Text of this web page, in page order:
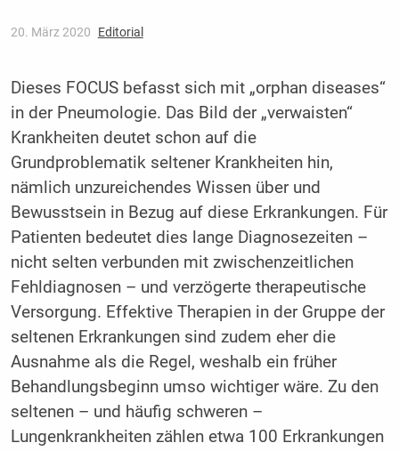
20. März 2020 Editorial
Dieses FOCUS befasst sich mit „orphan diseases“
in der Pneumologie. Das Bild der „verwaisten“
Krankheiten deutet schon auf die
Grundproblematik seltener Krankheiten hin,
nämlich unzureichendes Wissen über und
Bewusstsein in Bezug auf diese Erkrankungen. Für
Patienten bedeutet dies lange Diagnosezeiten –
nicht selten verbunden mit zwischenzeitlichen
Fehldiagnosen – und verzögerte therapeutische
Versorgung. Effektive Therapien in der Gruppe der
seltenen Erkrankungen sind zudem eher die
Ausnahme als die Regel, weshalb ein früher
Behandlungsbeginn umso wichtiger wäre. Zu den
seltenen – und häufig schweren –
Lungenkrankheiten zählen etwa 100 Erkrankungen